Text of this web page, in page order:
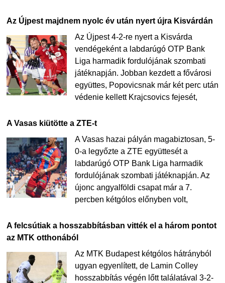
Az Újpest majdnem nyolc év után nyert újra Kisvárdán
Az Újpest 4-2-re nyert a Kisvárda
vendégeként a labdarúgó OTP Bank
Liga harmadik fordulójának szombati
játéknapján. Jobban kezdett a fővárosi
együttes, Popovicsnak már két perc után
védenie kellett Krajcsovics fejesét,
A Vasas kiütötte a ZTE-t
A Vasas hazai pályán magabiztosan, 5-
0-a legyőzte a ZTE együttesét a
labdarúgó OTP Bank Liga harmadik
fordulójának szombati játéknapján. Az
újonc angyalföldi csapat már a 7.
percben kétgólos előnyben volt,
A felcsútiak a hosszabbításban vitték el a három pontot
az MTK otthonából
Az MTK Budapest kétgólos hátrányból
ugyan egyenlített, de Lamin Colley
hosszabbítás végén lőtt találatával 3-2-